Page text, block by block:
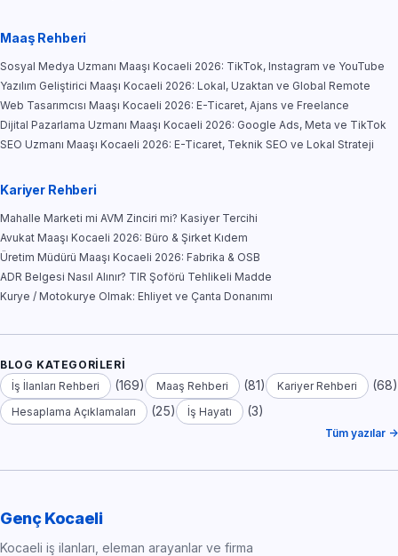
Maaş Rehberi
Sosyal Medya Uzmanı Maaşı Kocaeli 2026: TikTok, Instagram ve YouTube
Yazılım Geliştirici Maaşı Kocaeli 2026: Lokal, Uzaktan ve Global Remote
Web Tasarımcısı Maaşı Kocaeli 2026: E-Ticaret, Ajans ve Freelance
Dijital Pazarlama Uzmanı Maaşı Kocaeli 2026: Google Ads, Meta ve TikTok
SEO Uzmanı Maaşı Kocaeli 2026: E-Ticaret, Teknik SEO ve Lokal Strateji
Kariyer Rehberi
Mahalle Marketi mi AVM Zinciri mi? Kasiyer Tercihi
Avukat Maaşı Kocaeli 2026: Büro & Şirket Kıdem
Üretim Müdürü Maaşı Kocaeli 2026: Fabrika & OSB
ADR Belgesi Nasıl Alınır? TIR Şoförü Tehlikeli Madde
Kurye / Motokurye Olmak: Ehliyet ve Çanta Donanımı
BLOG KATEGORILERI
İş İlanları Rehberi
(169) Maaş Rehberi (81) Kariyer Rehberi (68)
Hesaplama Açıklamaları (25) İş Hayatı (3)
Tüm yazılar →
Genç Kocaeli
Kocaeli iş ilanları, eleman arayanlar ve firma